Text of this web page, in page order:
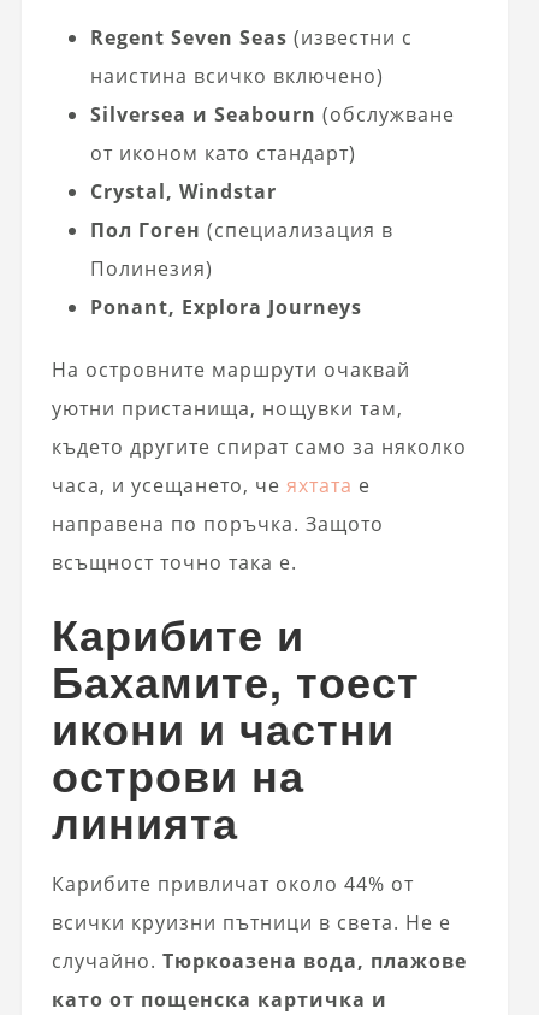
Regent Seven Seas (известни с
наистина всичко включено)
Silversea и Seabourn (обслужване
от иконом като стандарт)
Crystal, Windstar
Пол Гоген (специализация в
Полинезия)
Ponant, Explora Journeys
На островните маршрути очаквай
уютни пристанища, нощувки там,
където другите спират само за няколко
часа, и усещането, че яхтата е
направена по поръчка. Защото
всъщност точно така е.
Карибите и
Бахамите, тоест
икони и частни
острови на
линията
Карибите привличат около 44% от
всички круизни пътници в света. Не е
случайно. Тюркоазена вода, плажове
като от пощенска картичка и